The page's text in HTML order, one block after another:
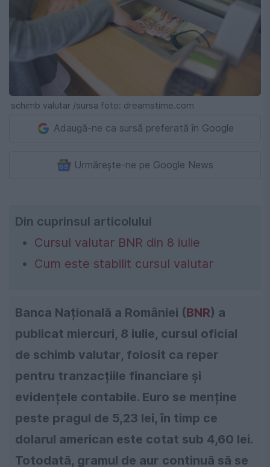
schimb valutar /sursa foto: dreamstime.com
Adaugă-ne ca sursă preferată în Google
Urmărește-ne pe Google News
Din cuprinsul articolului
Cursul valutar BNR din 8 iulie
Cum este stabilit cursul valutar
Banca Națională a României (BNR) a
publicat miercuri, 8 iulie, cursul oficial
de schimb valutar, folosit ca reper
pentru tranzacțiile financiare și
evidențele contabile. Euro se menține
peste pragul de 5,23 lei, în timp ce
dolarul american este cotat sub 4,60 lei.
Totodată, gramul de aur continuă să se